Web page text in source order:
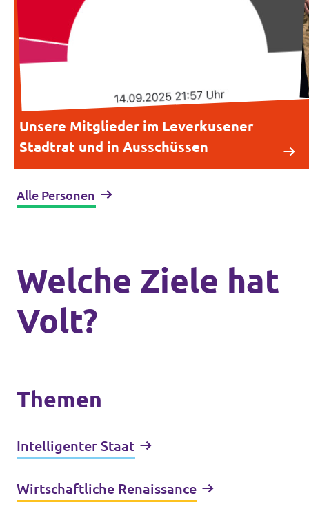
Unsere Mitglieder im Leverkusener
Stadtrat und in Ausschüssen
Alle Personen
Welche Ziele hat
Volt?
Themen
Intelligenter Staat
Wirtschaftliche Renaissance